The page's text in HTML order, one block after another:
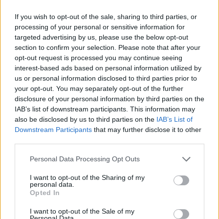
If you wish to opt-out of the sale, sharing to third parties, or
processing of your personal or sensitive information for
targeted advertising by us, please use the below opt-out
section to confirm your selection. Please note that after your
opt-out request is processed you may continue seeing
interest-based ads based on personal information utilized by
us or personal information disclosed to third parties prior to
your opt-out. You may separately opt-out of the further
disclosure of your personal information by third parties on the
IAB’s list of downstream participants. This information may
also be disclosed by us to third parties on the IAB’s List of
Downstream Participants that may further disclose it to other
Personal Data Processing Opt Outs
I want to opt-out of the Sharing of my
personal data.
Opted In
I want to opt-out of the Sale of my
Egy bukás természetrajza | 2. rész
A Fidesz vereségének az okai a Holdról is látszanak. Elemzésem
második részének témája a gazdasági és az uniós kilátásokról való
hallgatás, a konjunktúra-érzékelés alakulása, a dramaturgia nélküli
ciklus, a félbehagyott konfliktusok, a megkésett és felemás
mérséklődés, a pozitív ajánlat nélküliség, Hatvanpuszta, valamint a
morális erózió lesz.
Szarka Károly
Lesz-e kormánypárti punk az ellenzéki punkból?
Mi inspirál majd költőt és írót, akit eddig az elnyomás inspirált?
Milyen gyorsan kell majd kihúznia az előadásából az eddigi
ellenzéki poénokat az eddig ellenzéki humoristának? Vajon halljuk-e